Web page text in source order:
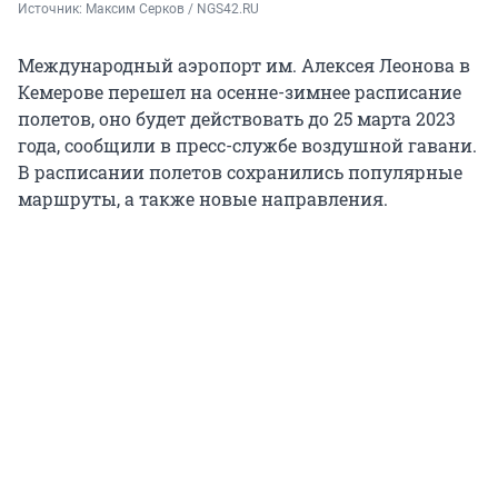
Источник: Максим Серков / NGS42.RU
Международный аэропорт им. Алексея Леонова в
Кемерове перешел на осенне-зимнее расписание
полетов, оно будет действовать до 25 марта 2023
года, сообщили в пресс-службе воздушной гавани.
В расписании полетов сохранились популярные
маршруты, а также новые направления.